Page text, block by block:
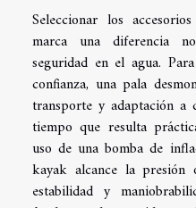
Seleccionar los
marca una diferencia
seguridad en el agua.
confianza, una pala
transporte y adaptación a
tiempo que resulta
uso de una bomba de
kayak alcance la
estabilidad y